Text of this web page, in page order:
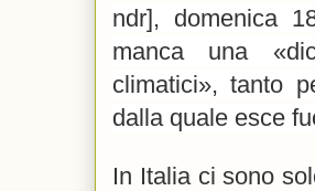
ndr], domenica
manca una
climatici», tanto
dalla quale esce
In Italia ci sono